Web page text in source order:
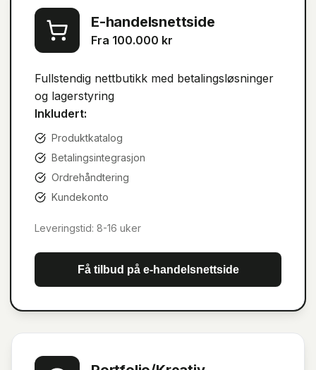
E-handelsnettside
Fra 100.000 kr
Fullstendig nettbutikk med betalingsløsninger
og lagerstyring
Inkludert:
Produktkatalog
Betalingsintegrasjon
Ordrehåndtering
Kundekonto
Leveringstid: 8-16 uker
Få tilbud på e-handelsnettside